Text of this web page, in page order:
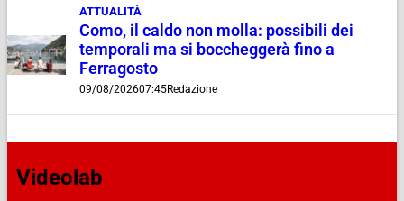
ATTUALITÀ
Como, il caldo non molla: possibili dei
temporali ma si boccheggerà fino a
Ferragosto
09/08/202607:45Redazione
Videolab